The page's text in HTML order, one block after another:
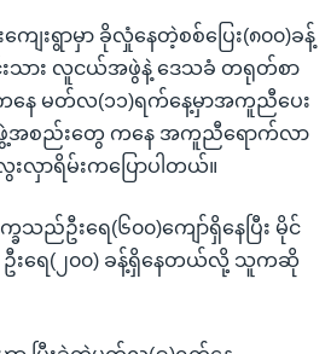
ေးရွာမှာ ခိုလှုံနေတဲ့စစ်ပြေး(၈၀၀)ခန့်
သား လူငယ်အဖွဲနဲ့ ဒေသခံ တရုတ်စာ
နေ မတ်လ(၁၁)ရက်နေ့မှာအကူညီပေး
အဖွဲ့အစည်းတွေ ကနေ အကူညီရောက်လာ
လှာရိမ်းကပြောပါတယ်။
ခသည်ဦးရေ(၆၀၀)ကျော်ရှိနေပြီး မိုင်
ဦးရေ(၂၀၀) ခန့်ရှိနေတယ်လို့ သူကဆို